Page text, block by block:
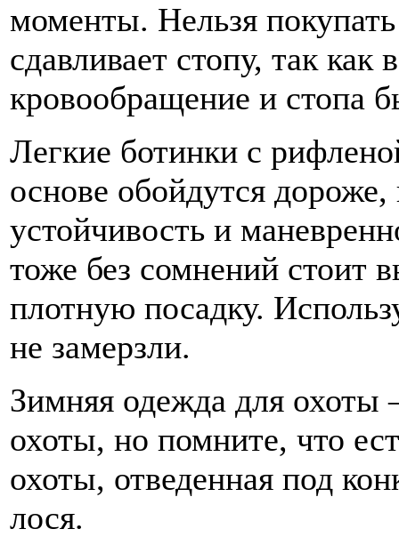
моменты. Нельзя
сдавливает стопу, так как
кровообращение и стопа
Легкие ботинки с
основе обойдутся
устойчивость и
тоже без сомнений стоит
плотную посадку.
не замерзли.
Зимняя одежда для
охоты, но помните, что
охоты, отведенная под
лося.